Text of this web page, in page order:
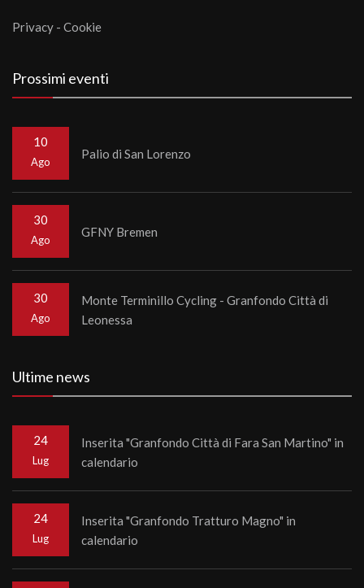
Privacy - Cookie
Prossimi eventi
10
Ago
Palio di San Lorenzo
30
Ago
GFNY Bremen
30
Ago
Monte Terminillo Cycling - Granfondo Città di
Leonessa
Ultime news
24
Lug
Inserita "Granfondo Città di Fara San Martino" in
calendario
24
Lug
Inserita "Granfondo Tratturo Magno" in
calendario